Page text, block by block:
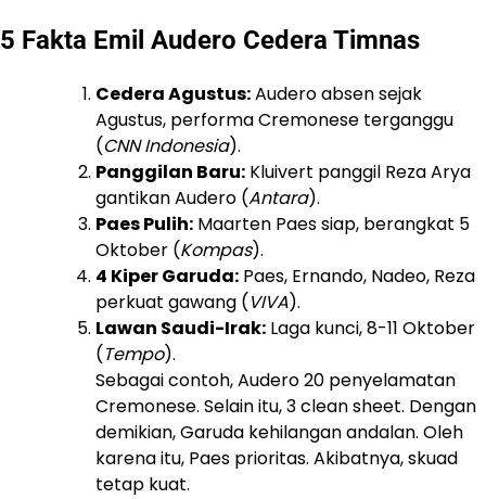
5 Fakta Emil Audero Cedera Timnas
Cedera Agustus:Audero absen sejak
Agustus, performa Cremonese terganggu
(CNN Indonesia).
Panggilan Baru: Kluivert panggil Reza Arya
gantikan Audero (Antara).
Paes Pulih: Maarten Paes siap, berangkat 5
Oktober (Kompas).
4 Kiper Garuda: Paes, Ernando, Nadeo, Reza
perkuat gawang (VIVA).
Lawan Saudi-Irak: Laga kunci, 8-11 Oktober
(Tempo).
Sebagai contoh, Audero 20 penyelamatan
Cremonese. Selain itu, 3 clean sheet. Dengan
demikian, Garuda kehilangan andalan. Oleh
karena itu, Paes prioritas. Akibatnya, skuad
tetap kuat.